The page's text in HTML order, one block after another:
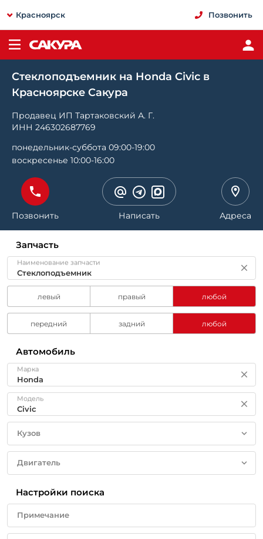
Красноярск Позвонить
Стеклоподъемник на Honda Civic в
Красноярске Сакура
Продавец ИП Тартаковский А. Г.
ИНН 246302687769
понедельник-суббота 09:00-19:00
воскресенье 10:00-16:00
Позвонить Написать Адреса
Запчасть
Наименование запчасти
левый правый любой
передний задний любой
Автомобиль
Марка
Модель
Кузов
Двигатель
Настройки поиска
Примечание